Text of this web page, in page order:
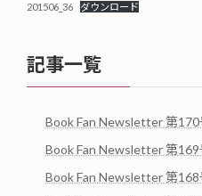
201506_36 ダウンロード
記事一覧
Book Fan Newsletter 第170
Book Fan Newsletter 第169
Book Fan Newsletter 第168